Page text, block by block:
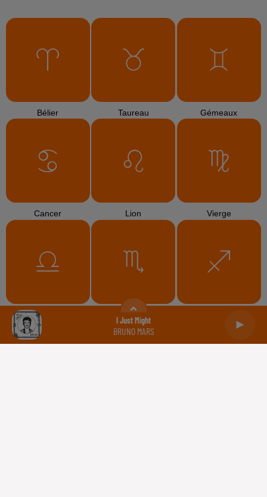
I Just Might
BRUNO MARS
Bélier Taureau Gémeaux
Cancer Lion Vierge
Balance Scorpion